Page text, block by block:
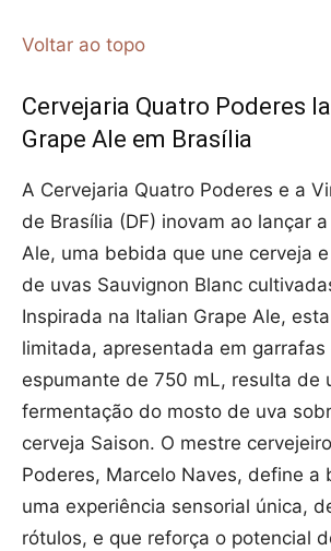
Voltar ao topo
Cervejaria Quatro Poderes
Grape Ale em Brasília
A Cervejaria Quatro Poderes e a
de Brasília (DF) inovam ao lançar
Ale, uma bebida que une cerveja
de uvas Sauvignon Blanc
Inspirada na Italian Grape Ale,
limitada, apresentada em garrafas
espumante de 750 mL, resulta de
fermentação do mosto de uva
cerveja Saison. O mestre
Poderes, Marcelo Naves, define a
uma experiência sensorial única,
rótulos, e que reforça o potencial